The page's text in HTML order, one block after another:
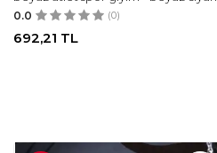
0.0 (0)
692,21 TL